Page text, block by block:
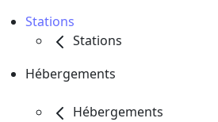
Stations
Stations
Hébergements
Hébergements